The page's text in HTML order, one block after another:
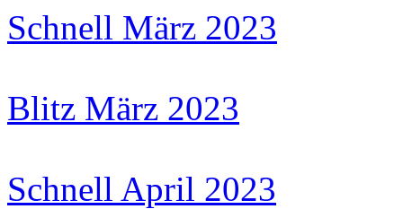
Schnell März 2023
Blitz März 2023
Schnell April 2023